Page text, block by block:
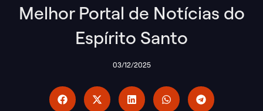
Melhor Portal de Notícias do
Espírito Santo
03/12/2025